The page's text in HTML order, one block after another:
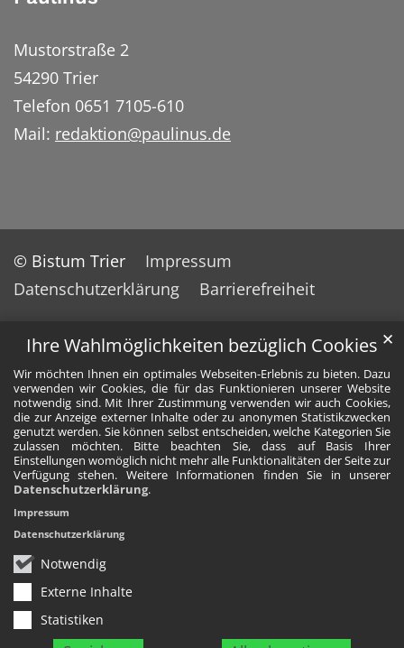
Ihre Wahlmöglichkeiten bezüglich Cookies
Wir möchten Ihnen ein optimales Webseiten-Erlebnis zu bieten. Dazu
verwenden wir Cookies, die für das Funktionieren unserer Website
notwendig sind. Mit Ihrer Zustimmung verwenden wir auch Cookies,
die zur Anzeige externer Inhalte oder zu anonymen Statistikzwecken
genutzt werden. Sie können selbst entscheiden, welche Kategorien Sie
zulassen möchten. Bitte beachten Sie, dass auf Basis Ihrer
Einstellungen womöglich nicht mehr alle Funktionalitäten der Seite zur
Verfügung stehen. Weitere Informationen finden Sie in unserer
Datenschutzerklärung.
Notwendig
Externe Inhalte
Statistiken
✕
Impressum
Datenschutzerklärung
Mustorstraße 2
54290 Trier
Telefon 0651 7105-610
Mail: redaktion@paulinus.de
© Bistum Trier
Impressum
Datenschutzerklärung
Barrierefreiheit